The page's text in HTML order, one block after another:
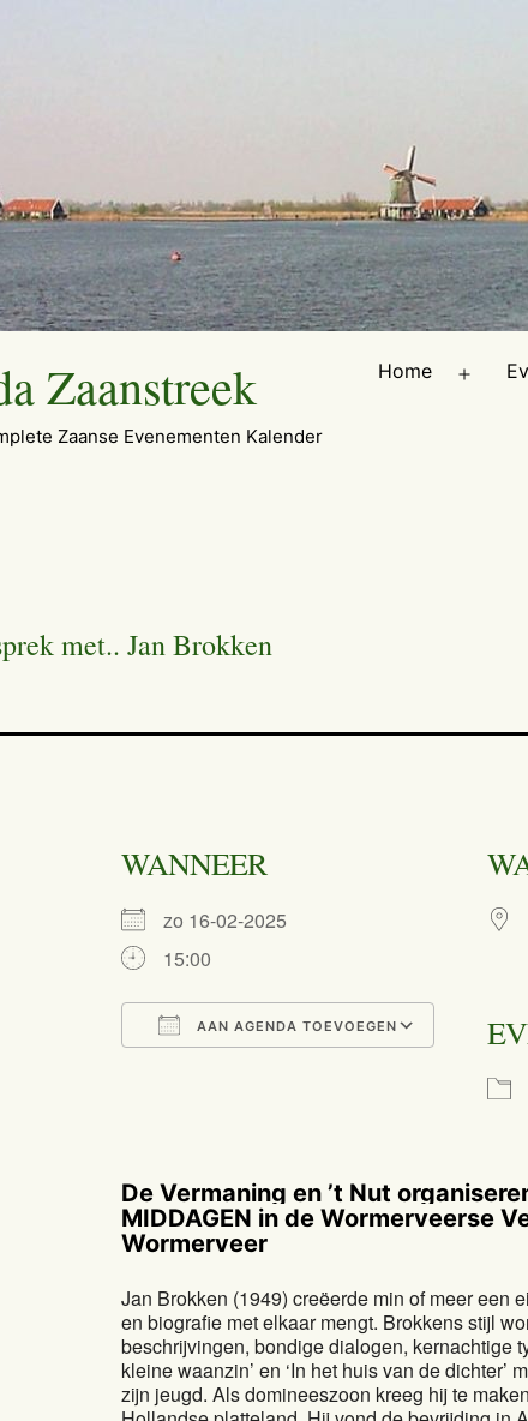
Zaanstreek
Zaanse Evenementen Kalender
Home
met.. Jan Brokken
WANNEER
zo 16-02-2025
15:00
AAN AGENDA TOEVOEGEN
De Vermaning en ’t Nut
MIDDAGEN in de Wormerveerse
Wormerveer
Jan Brokken (1949) creëerde min of meer een
en biografie met elkaar mengt. Brokkens stijl
beschrijvingen, bondige dialogen, kernachtige
kleine waanzin’ en ‘In het huis van de dichter’
zijn jeugd. Als domineeszoon kreeg hij te